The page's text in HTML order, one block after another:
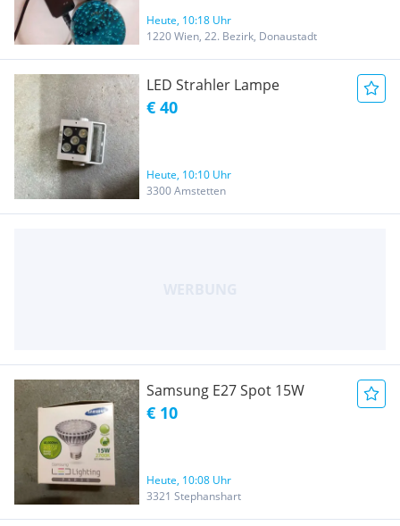
Heute, 10:18 Uhr
1220 Wien, 22. Bezirk, Donaustadt
LED Strahler Lampe
€ 40
Heute, 10:10 Uhr
3300 Amstetten
Samsung E27 Spot 15W
€ 10
Heute, 10:08 Uhr
3321 Stephanshart